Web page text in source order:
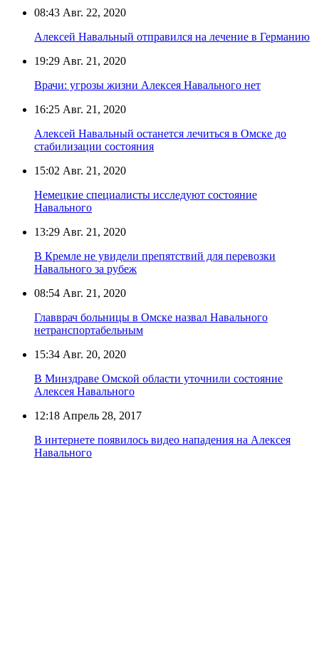
08:43 Авг. 22, 2020
Алексей Навальный отправился на лечение в Германию
19:29 Авг. 21, 2020
Врачи: угрозы жизни Алексея Навального нет
16:25 Авг. 21, 2020
Алексей Навальный останется лечиться в Омске до
стабилизации состояния
15:02 Авг. 21, 2020
Немецкие специалисты исследуют состояние
Навального
13:29 Авг. 21, 2020
В Кремле не увидели препятствий для перевозки
Навального за рубеж
08:54 Авг. 21, 2020
Главврач больницы в Омске назвал Навального
нетранспортабельным
15:34 Авг. 20, 2020
В Минздраве Омской области уточнили состояние
Алексея Навального
12:18 Апрель 28, 2017
В интернете появилось видео нападения на Алексея
Навального